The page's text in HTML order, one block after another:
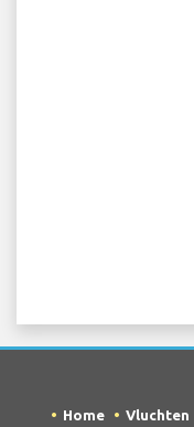
Home Vluchten